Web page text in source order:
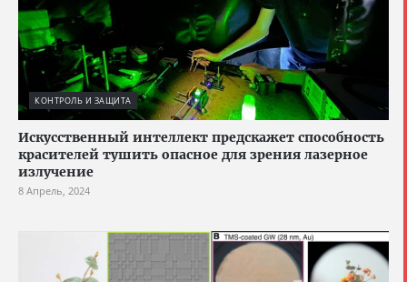
КОНТРОЛЬ И ЗАЩИТА
Искусственный интеллект предскажет способность
красителей тушить опасное для зрения лазерное
излучение
8 Апрель, 2024